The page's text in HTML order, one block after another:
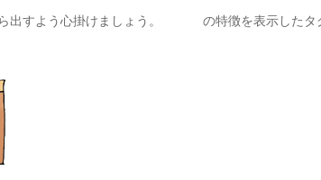
すよう心掛けましょう。
の特徴を表示したタ